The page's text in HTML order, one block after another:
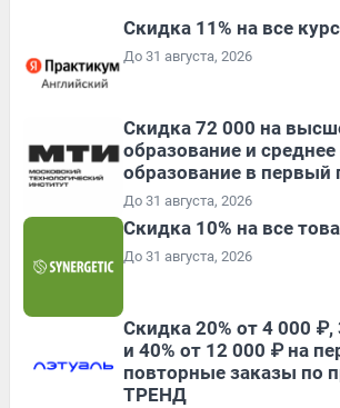
Скидка 11% на все
До 31 августа, 2026
Скидка 72 000 на
образование и
образование в первый
До 31 августа, 2026
Скидка 10% на все
До 31 августа, 2026
Скидка 20% от 4 000 ₽,
и 40% от 12 000 ₽ на
повторные заказы по
ТРЕНД